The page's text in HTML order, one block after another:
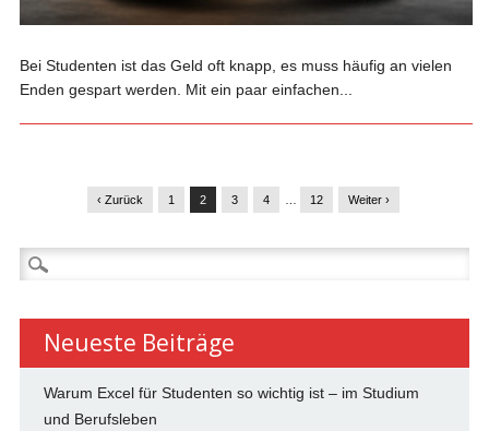
Bei Studenten ist das Geld oft knapp, es muss häufig an vielen
Enden gespart werden. Mit ein paar einfachen...
‹ Zurück 1 2 3 4 12 Weiter ›
Suchen
nach:
Neueste Beiträge
Warum Excel für Studenten so wichtig ist – im Studium
und Berufsleben